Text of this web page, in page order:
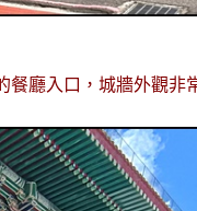
廳入口，城牆外觀非